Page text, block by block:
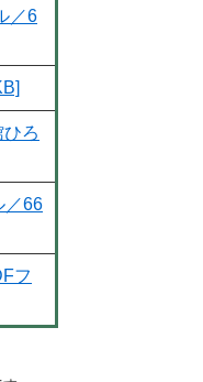
／6
ろ
／66
フ